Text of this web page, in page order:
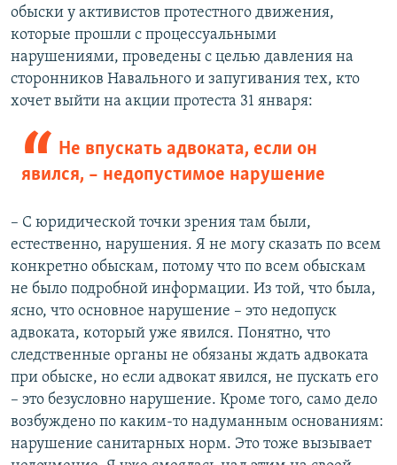
обыски у активистов протестного движения,
которые прошли с процессуальными
нарушениями, проведены с целью давления на
сторонников Навального и запугивания тех, кто
хочет выйти на акции протеста 31 января:
Не впускать адвоката, если он
явился, – недопустимое нарушение
– С юридической точки зрения там были,
естественно, нарушения. Я не могу сказать по всем
конкретно обыскам, потому что по всем обыскам
не было подробной информации. Из той, что была,
ясно, что основное нарушение – это недопуск
адвоката, который уже явился. Понятно, что
следственные органы не обязаны ждать адвоката
при обыске, но если адвокат явился, не пускать его
– это безусловно нарушение. Кроме того, само дело
возбуждено по каким-то надуманным основаниям:
нарушение санитарных норм. Это тоже вызывает